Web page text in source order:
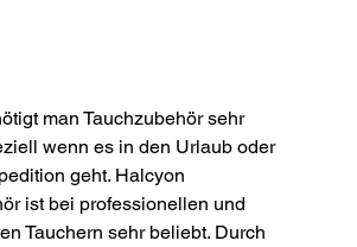
man Tauchzubehör sehr
wenn es in den Urlaub oder
geht. Halcyon
ist bei professionellen und
Tauchern sehr beliebt. Durch